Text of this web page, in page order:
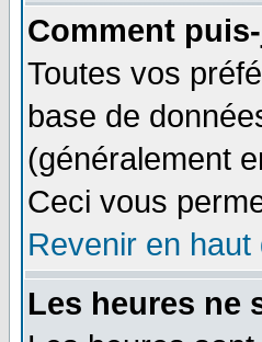
Comment
Toutes vos
base de
(généralement
Ceci vous
Revenir en haut
Les heures ne